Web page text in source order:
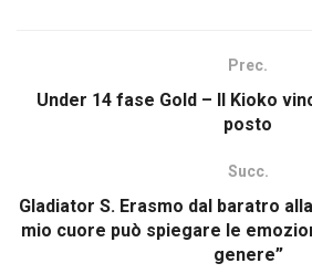
Prec.
Under 14 fase Gold – Il Kioko
posto
Succ.
Gladiator S. Erasmo dal baratro
mio cuore può spiegare le
genere”